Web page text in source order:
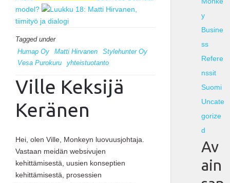
model?
Luukku 18: Matti Hirvanen,
tiimityö ja dialogi
Tagged under
Humap Oy
Matti Hirvanen
Stylehunter Oy
Vesa Purokuru
yhteistuotanto
Ville Keksijä
Keränen
Hei, olen Ville, Monkeyn luovuusjohtaja.
Vastaan meidän websivujen
kehittämisestä, uusien konseptien
kehittämisestä, prosessien
y
Busine
ss
Refere
nssit
Suomi
Uncate
gorize
d
Av
ain